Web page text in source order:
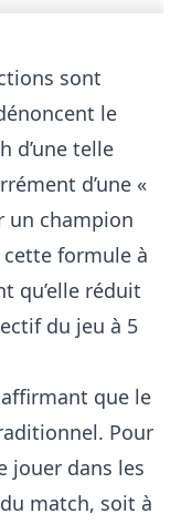
sont
le
d’une telle
d’une «
un champion
cette formule à
qu’elle réduit
du jeu à 5
que le
Pour
jouer dans les
match, soit à